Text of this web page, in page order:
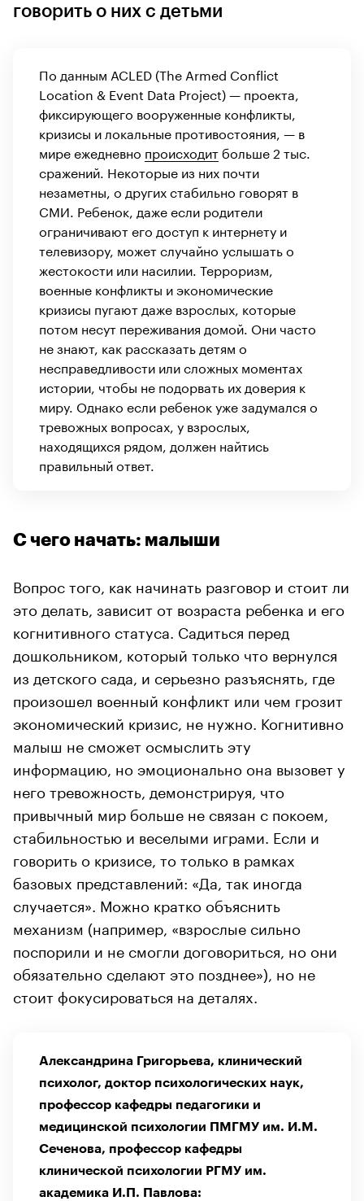
говорить о них с детьми
По данным ACLED (The Armed Conflict
Location & Event Data Project) — проекта,
фиксирующего вооруженные конфликты,
кризисы и локальные противостояния, — в
мире ежедневно происходитбольше 2 тыс.
сражений. Некоторые из них почти
незаметны, о других стабильно говорят в
СМИ. Ребенок, даже если родители
ограничивают его доступ к интернету и
телевизору, может случайно услышать о
жестокости или насилии. Терроризм,
военные конфликты и экономические
кризисы пугают даже взрослых, которые
потом несут переживания домой. Они часто
не знают, как рассказать детям о
несправедливости или сложных моментах
истории, чтобы не подорвать их доверия к
миру. Однако если ребенок уже задумался о
тревожных вопросах, у взрослых,
находящихся рядом, должен найтись
правильный ответ.
С чего начать: малыши
Вопрос того, как начинать разговор и стоит ли
это делать, зависит от возраста ребенка и его
когнитивного статуса. Садиться перед
дошкольником, который только что вернулся
из детского сада, и серьезно разъяснять, где
произошел военный конфликт или чем грозит
экономический кризис, не нужно. Когнитивно
малыш не сможет осмыслить эту
информацию, но эмоционально она вызовет у
него тревожность, демонстрируя, что
привычный мир больше не связан с покоем,
стабильностью и веселыми играми. Если и
говорить о кризисе, то только в рамках
базовых представлений: «Да, так иногда
случается». Можно кратко объяснить
механизм (например, «взрослые сильно
поспорили и не смогли договориться, но они
обязательно сделают это позднее»), но не
стоит фокусироваться на деталях.
Александрина Григорьева, клинический
психолог, доктор психологических наук,
профессор кафедры педагогики и
медицинской психологии ПМГМУ им. И.М.
Сеченова, профессор кафедры
клинической психологии РГМУ им.
академика И.П. Павлова: